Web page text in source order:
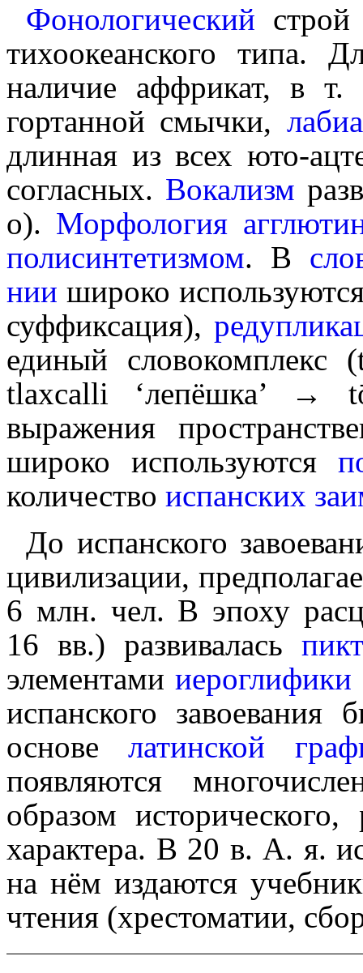
Фонологический
тихоокеанского типа.
наличие аффрикат, в
гортанной смычки,
длинная из всех юто-
согласных. Вокализм
o). Морфология
поли­син­те­тиз­мом. В
нии широко
суффикса­ция),
единый словокомплекс
tlaxcalli ‘лепёшка’ →
выражения
широко исполь­зу­ют­ся
количество испанских
До испанского
цивилизации,
6 млн. чел. В эпоху
16 вв.) развивалась
элементами иероглифики
испанского завоева­ния
основелатинской
появляются
образом
харак­те­ра. В 20 в. А. я.
на нём издаются
чтения (хрестоматии,